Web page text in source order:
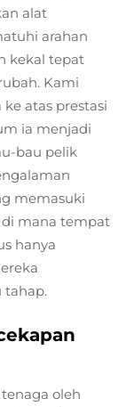
alat
arahan
kekal tepat
Kami
atas prestasi
ia menjadi
bau pelik
memasuki
di mana tempat
hanya
tahap.
oleh